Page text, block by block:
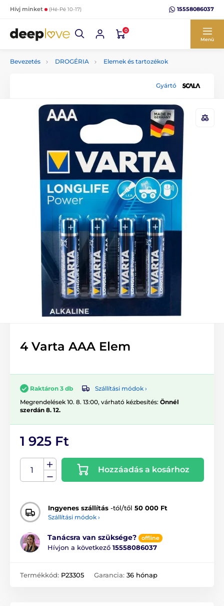
Hívj minket (Hé-Pé 10-17) 15558086037
0
Menü
Bevezetés DROGÉRIA Elemek és tartozékok
Gyártó
4 Varta AAA Elem
Raktáron 3 db
Szállítási módok ›
Megrendelések 10. 8. 13:00, várható kézbesítés: Önnél
szerdán 8. 12.
1 925 Ft
Hozzáadás a kosárhoz
Ingyenes szállítás -tól/től 50 000 Ft
Szállítási módok ›
Tanácsra van szüksége? offline
Hívjon a következő 15558086037
Termékkód: P23305 Garancia: 36 hónap